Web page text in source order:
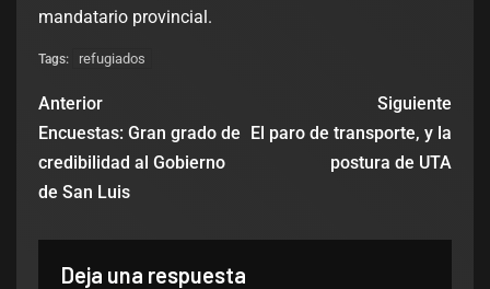
mandatario provincial.
Tags: refugiados
Anterior
Encuestas: Gran grado de
credibilidad al Gobierno
de San Luis
Siguiente
El paro de transporte, y la
postura de UTA
Deja una respuesta